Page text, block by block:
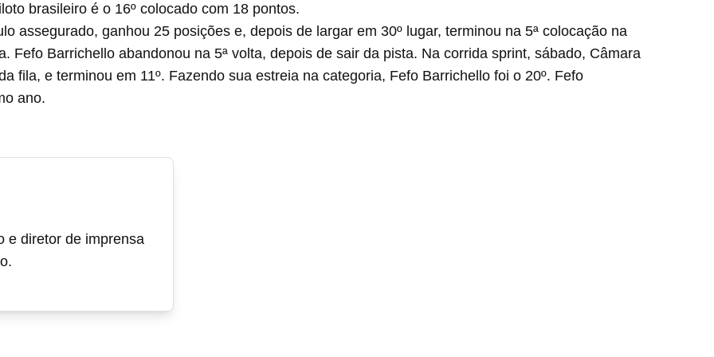
brasileiro é o 16º colocado com 18 pontos.
ganhou 25 posições e, depois de largar em 30º lugar, terminou na 5ª colocação na
Fefo Barrichello abandonou na 5ª volta, depois de sair da pista. Na corrida sprint, sábado, Câmara
fila, e terminou em 11º. Fazendo sua estreia na categoria, Fefo Barrichello foi o 20º. Fefo
ano.
e diretor de imprensa